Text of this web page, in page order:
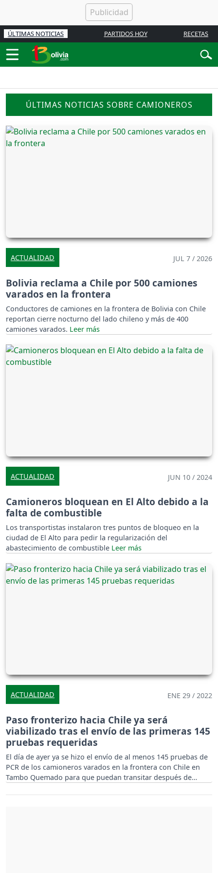
ÚLTIMAS NOTICIAS PARTIDOS HOY RECETAS
ÚLTIMAS NOTICIAS SOBRE CAMIONEROS
ACTUALIDAD JUL 7 / 2026
Bolivia reclama a Chile por 500 camiones
varados en la frontera
Conductores de camiones en la frontera de Bolivia con Chile
reportan cierre nocturno del lado chileno y más de 400
camiones varados.
ACTUALIDAD JUN 10 / 2024
Camioneros bloquean en El Alto debido a la
falta de combustible
Los transportistas instalaron tres puntos de bloqueo en la
ciudad de El Alto para pedir la regularización del
abastecimiento de combustible
ACTUALIDAD ENE 29 / 2022
Paso fronterizo hacia Chile ya será
viabilizado tras el envío de las primeras 145
pruebas requeridas
El día de ayer ya se hizo el envío de al menos 145 pruebas de
PCR de los camioneros varados en la frontera con Chile en
Tambo Quemado para que puedan transitar después de